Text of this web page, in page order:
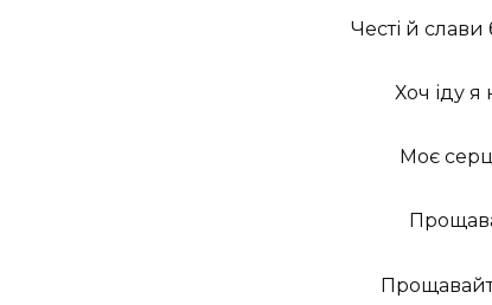
Честі й слави
Хоч іду я
Моє